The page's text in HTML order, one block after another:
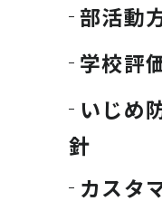
部活動
学校評
いじめ
針
カスタ